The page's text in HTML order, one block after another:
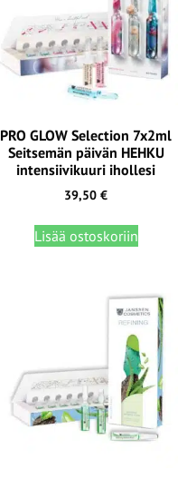
PRO GLOW Selection 7x2ml
Seitsemän päivän HEHKU
intensiivikuuri ihollesi
39,50 €
Lisää ostoskoriin